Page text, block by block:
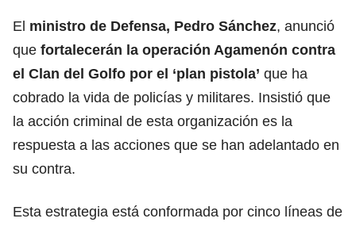
El ministro de Defensa, Pedro Sánchez, anunció
que fortalecerán la operación Agamenón contra
el Clan del Golfo por el ‘plan pistola’ que ha
cobrado la vida de policías y militares. Insistió que
la acción criminal de esta organización es la
respuesta a las acciones que se han adelantado en
su contra.
Esta estrategia está conformada por cinco líneas de